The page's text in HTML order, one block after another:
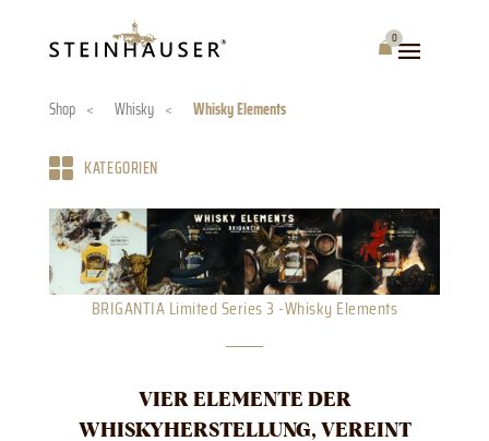
0
Warenkorb
Shop < Whisky < Whisky Elements
KATEGORIEN
BRIGANTIA Limited Series 3 -Whisky Elements
VIER ELEMENTE DER
WHISKYHERSTELLUNG, VEREINT